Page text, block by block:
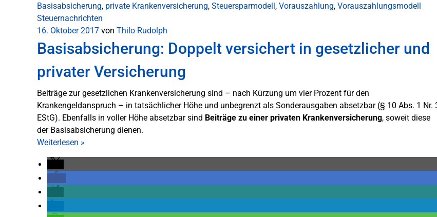
Basisabsicherung, private Krankenversicherung, Steuersparmodell, Vorauszahlung, Vorauszahlungsmodell
Steuernachrichten
16. Oktober 2017 von Thilo Rudolph
Basisabsicherung: Doppelt versichert in gesetzlicher und
privater Versicherung
Beiträge zur gesetzlichen Krankenversicherung sind – nach Kürzung um vier Prozent für den
Krankengeldanspruch – in tatsächlicher Höhe und unbegrenzt als Sonderausgaben absetzbar (§ 10 Abs. 1 Nr.
EStG). Ebenfalls in voller Höhe absetzbar sind Beiträge zu einer privaten Krankenversicherung, soweit diese
der Basisabsicherung dienen.
Weiterlesen »